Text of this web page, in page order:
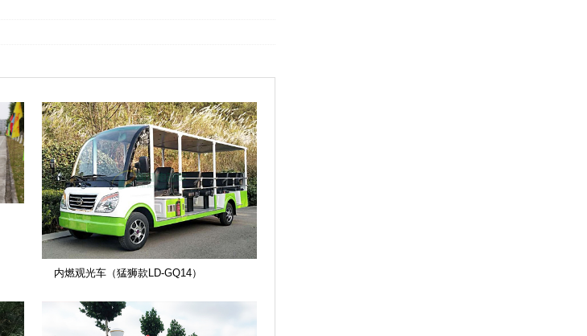
内燃观光车（猛狮款LD-GQ14）